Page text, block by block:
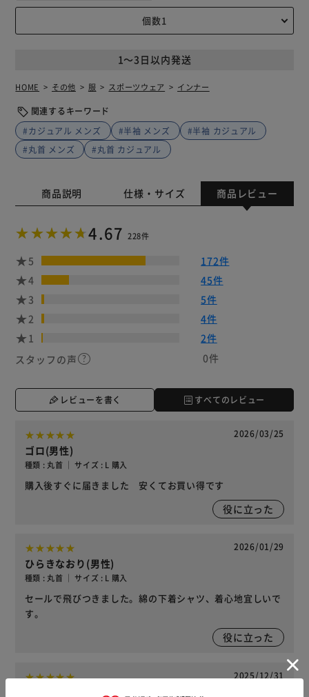
1～3日以内発送
HOME その他 服 スポーツウェア インナー
関連するキーワード
#カジュアル メンズ
#半袖 メンズ
#半袖 カジュアル
#丸首 メンズ
#丸首 カジュアル
商品説明 仕様・サイズ 商品レビュー
4.67 228件
5
172件
4
45件
3
5件
2
4件
1
2件
スタッフの声
0件
レビューを書く すべてのレビュー
2026/03/25
ゴロ(男性)
種類 : 丸首 ｜ サイズ : L 購入
購入後すぐに届きました 安くてお買い得です
役に立った
2026/01/29
ひらきなおり(男性)
種類 : 丸首 ｜ サイズ : L 購入
セールで飛びつきました。綿の下着シャツ、着心地宜しいで
す。
役に立った
2025/12/31